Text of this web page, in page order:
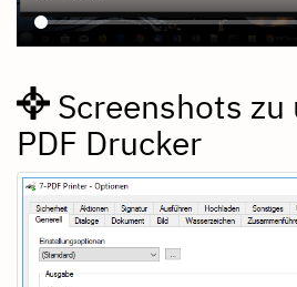
Screenshots zu
PDF Drucker